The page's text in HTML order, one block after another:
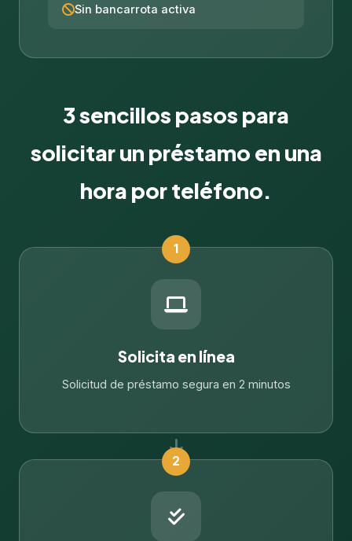
Sin bancarrota activa
3 sencillos pasos para
solicitar un préstamo en una
hora por teléfono.
1
Solicita en línea
Solicitud de préstamo segura en 2 minutos
2